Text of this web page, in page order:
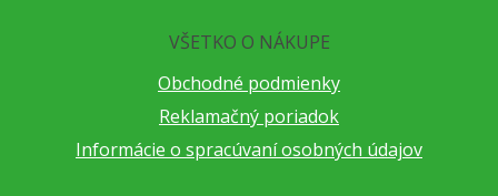
VŠETKO O NÁKUPE
Obchodné podmienky
Reklamačný poriadok
Informácie o spracúvaní osobných údajov